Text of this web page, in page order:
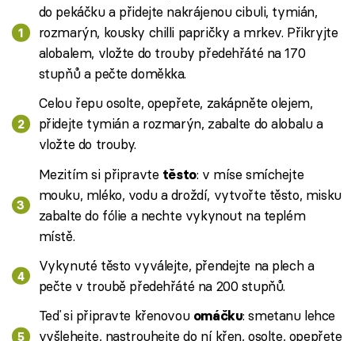
do pekáčku a přidejte nakrájenou cibuli, tymián,
rozmarýn, kousky chilli papričky a mrkev. Přikryjte
alobalem, vložte do trouby předehřáté na 170
stupňů a pečte doměkka.
Celou řepu osolte, opepřete, zakápněte olejem,
přidejte tymián a rozmarýn, zabalte do alobalu a
vložte do trouby.
Mezitím si připravte těsto: v míse smíchejte
mouku, mléko, vodu a droždí, vytvořte těsto, misku
zabalte do fólie a nechte vykynout na teplém
místě.
Vykynuté těsto vyválejte, přendejte na plech a
pečte v troubě předehřáté na 200 stupňů.
Teď si připravte křenovou omáčku: smetanu lehce
vyšlehejte, nastrouhejte do ní křen, osolte, opepřete